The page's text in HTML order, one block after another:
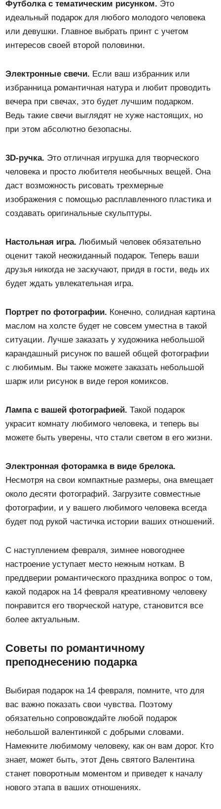
Футболка с тематическим рисунком. Это
идеальный подарок для любого молодого человека
или девушки. Главное выбрать принт с учетом
интересов своей второй половинки.
Электронные свечи. Если ваш избранник или
избранница романтичная натура и любит проводить
вечера при свечах, это будет лучшим подарком.
Ведь такие свечи выглядят не хуже настоящих, но
при этом абсолютно безопасны.
3D-ручка. Это отличная игрушка для творческого
человека и просто любителя необычных вещей. Она
даст возможность рисовать трехмерные
изображения с помощью расплавленного пластика и
создавать оригинальные скульптуры.
Настольная игра. Любимый человек обязательно
оценит такой неожиданный подарок. Теперь ваши
друзья никогда не заскучают, придя в гости, ведь их
будет ждать увлекательная игра.
Портрет по фотографии. Конечно, солидная картина
маслом на холсте будет не совсем уместна в такой
ситуации. Лучше заказать у художника небольшой
карандашный рисунок по вашей общей фотографии
с любимым. Вы также можете заказать небольшой
шарж или рисунок в виде героя комиксов.
Лампа с вашей фотографией. Такой подарок
украсит комнату любимого человека, и теперь вы
можете быть уверены, что стали светом в его жизни.
Электронная фоторамка в виде брелока.
Несмотря на свои компактные размеры, она вмещает
около десяти фотографий. Загрузите совместные
фотографии, и у вашего любимого человека всегда
будет под рукой частичка истории ваших отношений.
С наступлением февраля, зимнее новогоднее
настроение уступает место нежным ноткам. В
преддверии романтического праздника вопрос о том,
какой подарок на 14 февраля креативному человеку
понравится его творческой натуре, становится все
более актуальным.
Советы по романтичному
преподнесению подарка
Выбирая подарок на 14 февраля, помните, что для
вас важно показать свои чувства. Поэтому
обязательно сопровождайте любой подарок
небольшой валентинкой с добрыми словами.
Намекните любимому человеку, как он вам дорог. Кто
знает, может быть, этот День святого Валентина
станет поворотным моментом и приведет к началу
нового этапа в ваших отношениях.